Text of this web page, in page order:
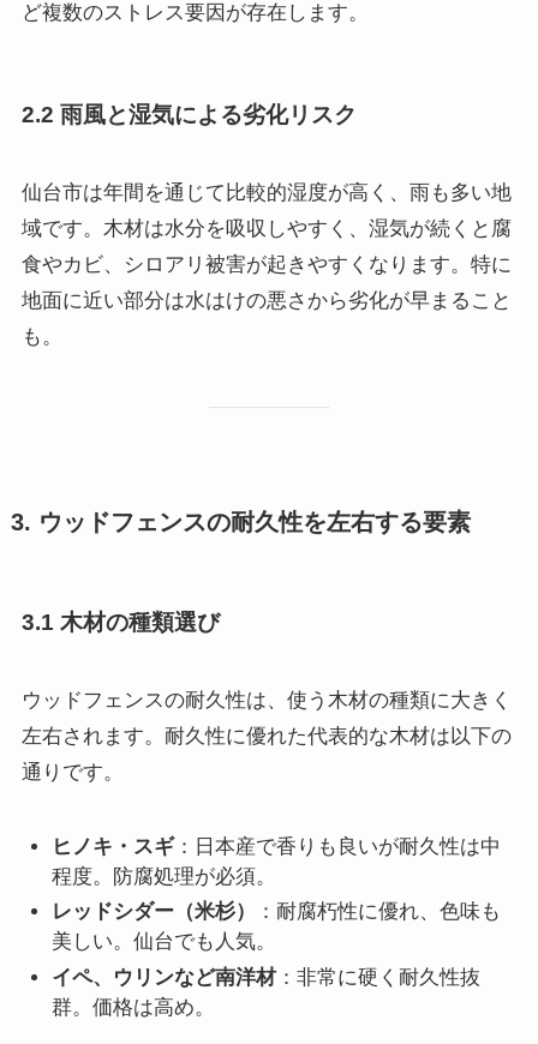
ど複数のストレス要因が存在します。
2.2 雨風と湿気による劣化リスク
仙台市は年間を通じて比較的湿度が高く、雨も多い地
域です。木材は水分を吸収しやすく、湿気が続くと腐
食やカビ、シロアリ被害が起きやすくなります。特に
地面に近い部分は水はけの悪さから劣化が早まること
も。
3. ウッドフェンスの耐久性を左右する要素
3.1 木材の種類選び
ウッドフェンスの耐久性は、使う木材の種類に大きく
左右されます。耐久性に優れた代表的な木材は以下の
通りです。
ヒノキ・スギ：日本産で香りも良いが耐久性は中
程度。防腐処理が必須。
レッドシダー（米杉）
：耐腐朽性に優れ、色味も
美しい。仙台でも人気。
イペ、ウリンなど南洋材：非常に硬く耐久性抜
群。価格は高め。